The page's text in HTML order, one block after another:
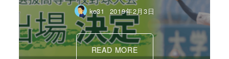
ko31 2018年8月2日